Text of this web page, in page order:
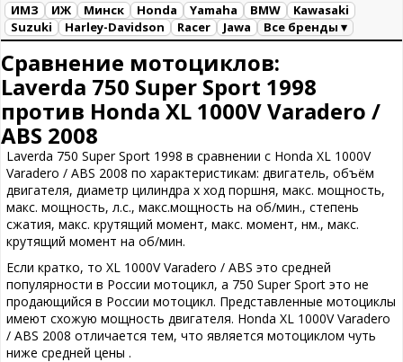
ИМЗ ИЖ Минск Honda Yamaha BMW
Kawasaki
Suzuki
Harley-Davidson Racer Jawa
Все бренды ▾
Сравнение мотоциклов:
Laverda 750 Super Sport 1998
против Honda XL 1000V Varadero /
ABS 2008
Laverda 750 Super Sport 1998 в сравнении с Honda XL 1000V
Varadero / ABS 2008 по характеристикам: двигатель, объём
двигателя, диаметр цилиндра х ход поршня, макс. мощность,
макс. мощность, л.с., макс.мощность на об/мин., степень
сжатия, макс. крутящий момент, макс. момент, нм., макс.
крутящий момент на об/мин.
Если кратко, то XL 1000V Varadero / ABS это средней
популярности в России мотоцикл, а 750 Super Sport это не
продающийся в России мотоцикл. Представленные мотоциклы
имеют схожую мощность двигателя. Honda XL 1000V Varadero
/ ABS 2008 отличается тем, что является мотоциклом чуть
ниже средней цены .